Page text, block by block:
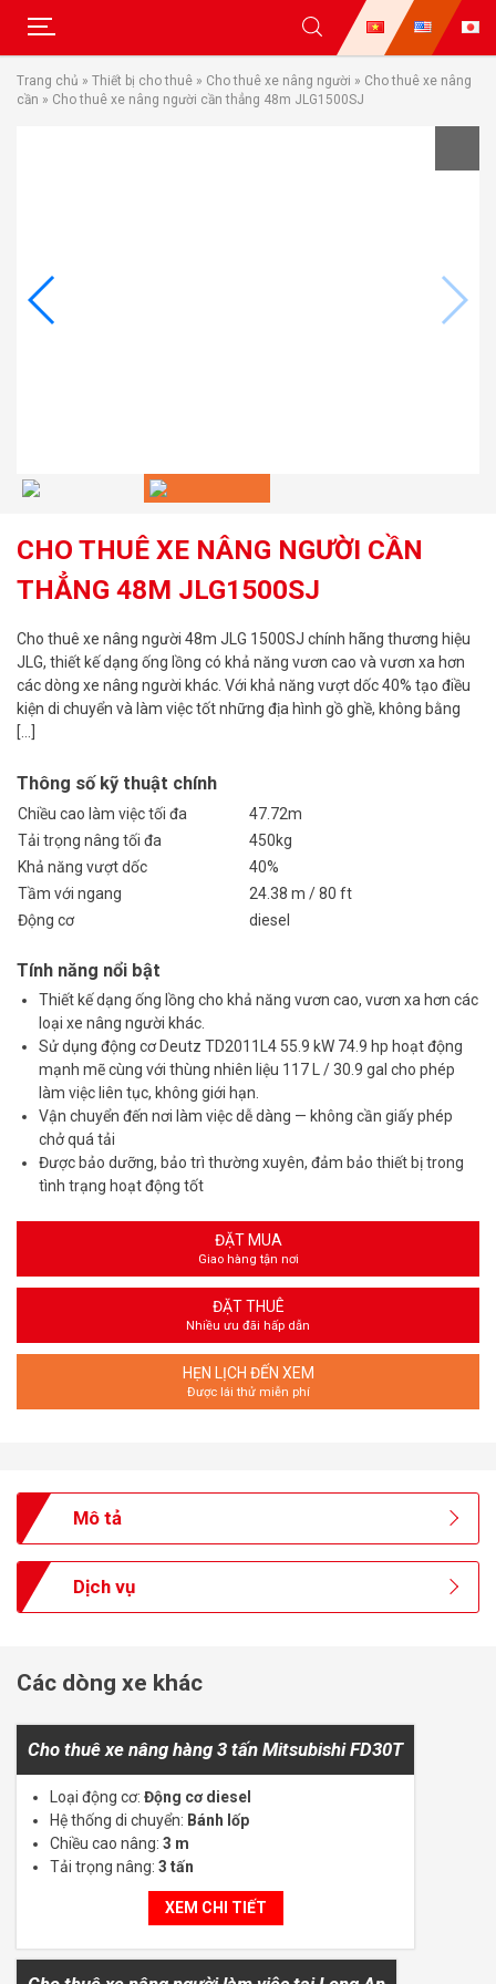
Trang chủ » Thiết bị cho thuê » Cho thuê xe nâng người » Cho thuê xe nâng
cần » Cho thuê xe nâng người cần thẳng 48m JLG1500SJ
CHO THUÊ XE NÂNG NGƯỜI CẦN
THẲNG 48M JLG1500SJ
Cho thuê xe nâng người 48m JLG 1500SJ chính hãng thương hiệu
JLG, thiết kế dạng ống lồng có khả năng vươn cao và vươn xa hơn
các dòng xe nâng người khác. Với khả năng vượt dốc 40% tạo điều
kiện di chuyển và làm việc tốt những địa hình gồ ghề, không bằng
[…]
Thông số kỹ thuật chính
Chiều cao làm việc tối đa
47.72m
Tải trọng nâng tối đa
450kg
Khả năng vượt dốc
40%
Tầm với ngang
24.38 m / 80 ft
Động cơ
diesel
Tính năng nổi bật
Thiết kế dạng ống lồng cho khả năng vươn cao, vươn xa hơn các
loại xe nâng người khác.
Sử dụng động cơ Deutz TD2011L4 55.9 kW 74.9 hp hoạt động
mạnh mẽ cùng với thùng nhiên liệu 117 L / 30.9 gal cho phép
làm việc liên tục, không giới hạn.
Vận chuyển đến nơi làm việc dễ dàng — không cần giấy phép
chở quá tải
Được bảo dưỡng, bảo trì thường xuyên, đảm bảo thiết bị trong
tình trạng hoạt động tốt
ĐẶT MUA
Giao hàng tận nơi
ĐẶT THUÊ
Nhiều ưu đãi hấp dẫn
HẸN LỊCH ĐẾN XEM
Được lái thử miễn phí
Mô tả
Dịch vụ
Các dòng xe khác
Cho thuê xe nâng hàng 3 tấn Mitsubishi FD30T
Loại động cơ: Động cơ diesel
Hệ thống di chuyển: Bánh lốp
Chiều cao nâng: 3 m
Tải trọng nâng: 3 tấn
XEM CHI TIẾT